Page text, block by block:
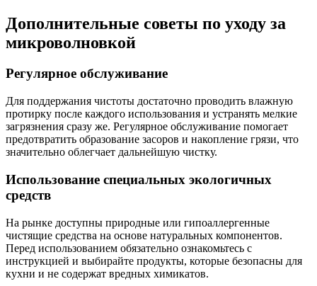
Дополнительные советы по уходу за
микроволновкой
Регулярное обслуживание
Для поддержания чистоты достаточно проводить влажную
протирку после каждого использования и устранять мелкие
загрязнения сразу же. Регулярное обслуживание помогает
предотвратить образование засоров и накопление грязи, что
значительно облегчает дальнейшую чистку.
Использование специальных экологичных
средств
На рынке доступны природные или гипоаллергенные
чистящие средства на основе натуральных компонентов.
Перед использованием обязательно ознакомьтесь с
инструкцией и выбирайте продукты, которые безопасны для
кухни и не содержат вредных химикатов.